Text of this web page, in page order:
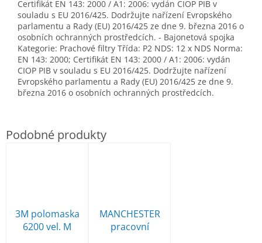
Certifikát EN 143: 2000 / A1: 2006: vydán CIOP PIB v
souladu s EU 2016/425. Dodržujte nařízení Evropského
parlamentu a Rady (EU) 2016/425 ze dne 9. března 2016 o
osobních ochranných prostředcích. - Bajonetová spojka
Kategorie: Prachové filtry Třída: P2 NDS: 12 x NDS Norma:
EN 143: 2000; Certifikát EN 143: 2000 / A1: 2006: vydán
CIOP PIB v souladu s EU 2016/425. Dodržujte nařízení
Evropského parlamentu a Rady (EU) 2016/425 ze dne 9.
března 2016 o osobních ochranných prostředcích.
3M polomaska
6200 vel. M
MANCHESTER
pracovní